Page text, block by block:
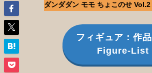
ダンダダン モモ ちょこのせ
フィギュア：作
Figure-